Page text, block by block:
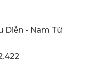
Diễn - Nam Từ